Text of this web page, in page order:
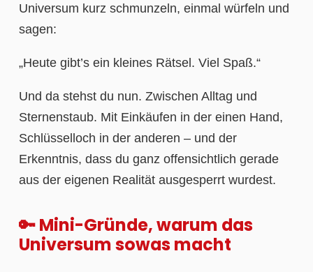
Universum kurz schmunzeln, einmal würfeln und
sagen:
„Heute gibt’s ein kleines Rätsel. Viel Spaß.“
Und da stehst du nun. Zwischen Alltag und
Sternenstaub. Mit Einkäufen in der einen Hand,
Schlüsselloch in der anderen – und der
Erkenntnis, dass du ganz offensichtlich gerade
aus der eigenen Realität ausgesperrt wurdest.
🔑 Mini-Gründe, warum das
Universum sowas macht